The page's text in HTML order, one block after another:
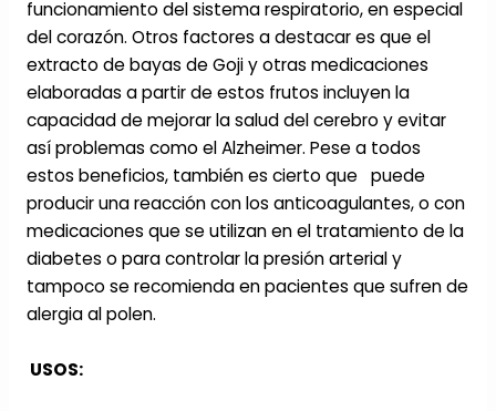
funcionamiento del sistema respiratorio, en especial
del corazón. Otros factores a destacar es que el
extracto de bayas de Goji y otras medicaciones
elaboradas a partir de estos frutos incluyen la
capacidad de mejorar la salud del cerebro y evitar
así problemas como el Alzheimer. Pese a todos
estos beneficios, también es cierto que puede
producir una reacción con los anticoagulantes, o con
medicaciones que se utilizan en el tratamiento de la
diabetes o para controlar la presión arterial y
tampoco se recomienda en pacientes que sufren de
alergia al polen.
USOS: